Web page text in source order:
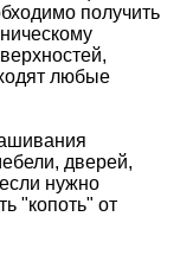
получить
любые
дверей,
нужно
"копоть" от